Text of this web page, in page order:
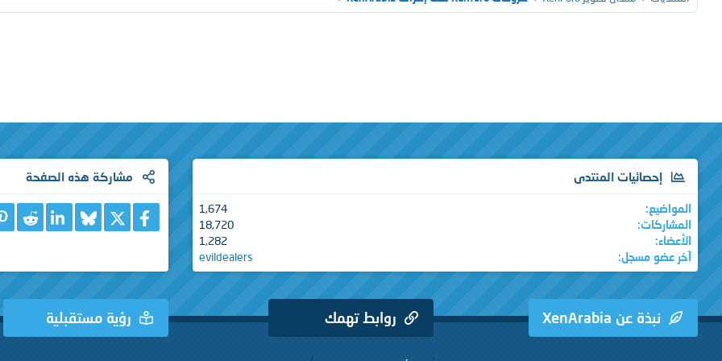
إحصائيات المنتدى
المواضيع
1,674
المشاركات
18,720
الأعضاء
1,282
آخر عضو مسجل
evildealers
مشاركة هذه الصفحة
فيسبوكBluesky
نبذة عن XenArabia روابط تهمك رؤية مستقبلية